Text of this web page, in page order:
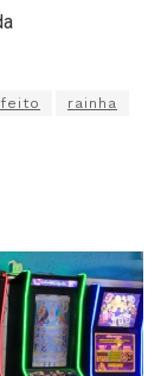
rainha